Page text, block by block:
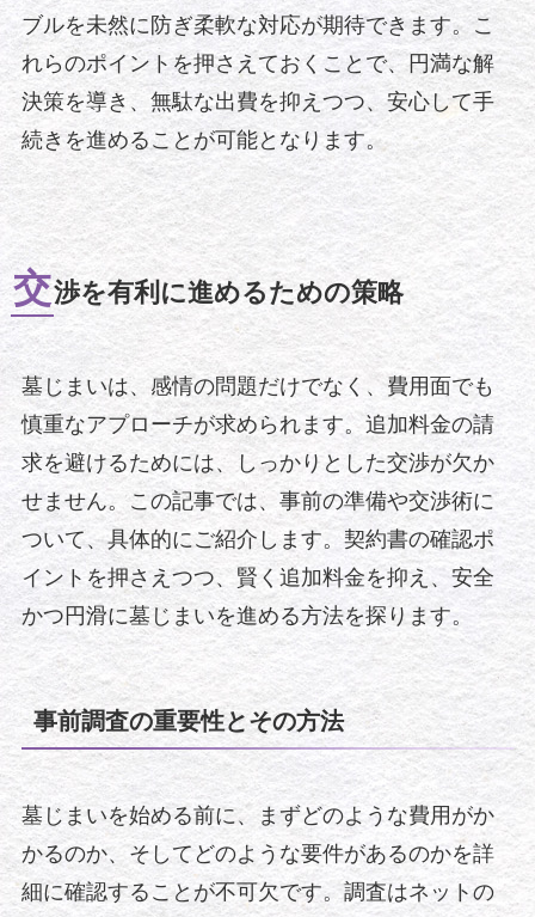
ブルを未然に防ぎ柔軟な対応が期待できます。こ
れらのポイントを押さえておくことで、円満な解
決策を導き、無駄な出費を抑えつつ、安心して手
続きを進めることが可能となります。
交渉を有利に進めるための策略
墓じまいは、感情の問題だけでなく、費用面でも
慎重なアプローチが求められます。追加料金の請
求を避けるためには、しっかりとした交渉が欠か
せません。この記事では、事前の準備や交渉術に
ついて、具体的にご紹介します。契約書の確認ポ
イントを押さえつつ、賢く追加料金を抑え、安全
かつ円滑に墓じまいを進める方法を探ります。
事前調査の重要性とその方法
墓じまいを始める前に、まずどのような費用がか
かるのか、そしてどのような要件があるのかを詳
細に確認することが不可欠です。調査はネットの